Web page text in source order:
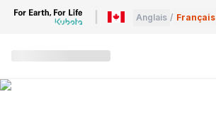
Anglais / Français